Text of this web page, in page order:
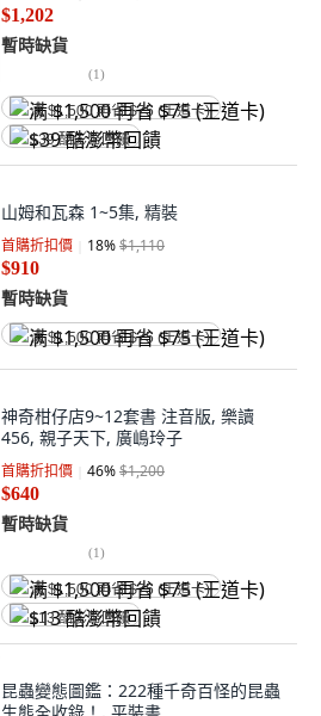
$1,202
暫時缺貨
(1)
满 $1,500 再省 $75 (王道卡)
$39 酷澎幣回饋
山姆和瓦森 1~5集, 精裝
首購折扣價 18%$1,110
$910
暫時缺貨
满 $1,500 再省 $75 (王道卡)
神奇柑仔店9~12套書 注音版, 樂讀
456, 親子天下, 廣嶋玲子
首購折扣價 46%$1,200
$640
暫時缺貨
(1)
满 $1,500 再省 $75 (王道卡)
$13 酷澎幣回饋
昆蟲變態圖鑑：222種千奇百怪的昆蟲